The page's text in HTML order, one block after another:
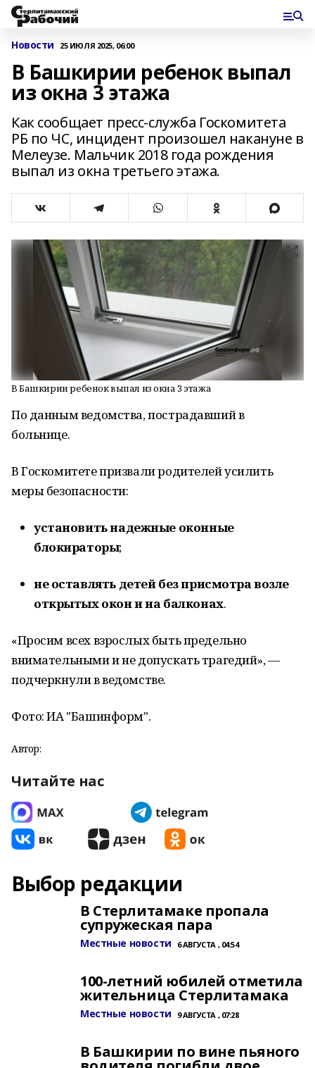
Новости 25 ИЮЛЯ 2025, 06:00
В Башкирии ребенок выпал
из окна 3 этажа
Как сообщает пресс-служба Госкомитета
РБ по ЧС, инцидент произошел накануне в
Мелеузе. Мальчик 2018 года рождения
выпал из окна третьего этажа.
В Башкирии ребенок выпал из окна 3 этажа
По данным ведомства, пострадавший в
больнице.
В Госкомитете призвали родителей усилить
меры безопасности:
установить надежные оконные
блокираторы;
не оставлять детей без присмотра возле
открытых окон и на балконах.
«Просим всех взрослых быть предельно
внимательными и не допускать трагедий», —
подчеркнули в ведомстве.
Фото: ИА "Башинформ".
Автор:
Читайте нас
Выбор редакции
В Стерлитамаке пропала
супружеская пара
Местные новости 6 АВГУСТА , 04:54
100-летний юбилей отметила
жительница Стерлитамака
Местные новости 9 АВГУСТА , 07:28
В Башкирии по вине пьяного